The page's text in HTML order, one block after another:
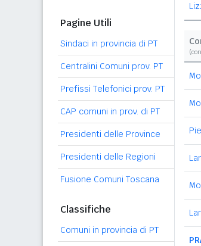
Pagine Utili
Sindaci in provincia di PT
Centralini Comuni prov. PT
Prefissi Telefonici prov. PT
CAP comuni in prov. di PT
Presidenti delle Province
Presidenti delle Regioni
Fusione Comuni Toscana
Classifiche
Comuni in provincia di PT